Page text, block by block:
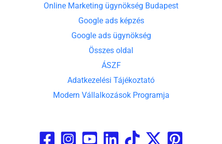
Online Marketing ügynökség Budapest
Google ads képzés
Google ads ügynökség
Összes oldal
ÁSZF
Adatkezelési Tájékoztató
Modern Vállalkozások Programja